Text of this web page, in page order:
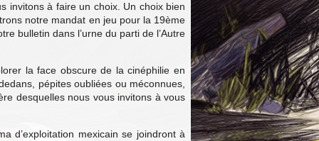
invitons à faire un choix. Un choix bien
notre mandat en jeu pour la 19ème
bulletin dans l’urne du parti de l’Autre
la face obscure de la cinéphilie en
pépites oubliées ou méconnues,
desquelles nous vous invitons à vous
d’exploitation mexicain se joindront à